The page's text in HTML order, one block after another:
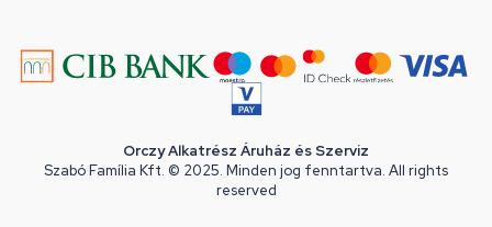
Orczy Alkatrész Áruház és Szerviz
Szabó Família Kft. © 2025. Minden jog fenntartva. All rights
reserved